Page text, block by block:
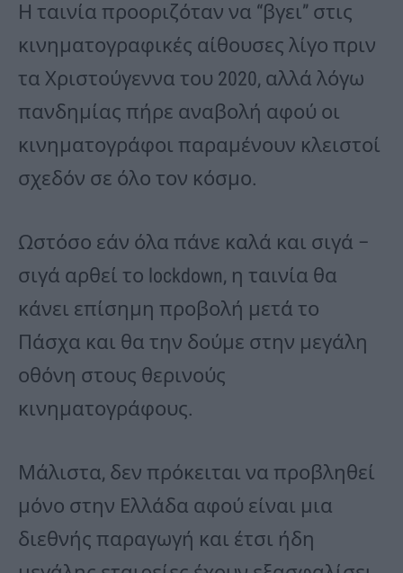
Η ταινία προοριζόταν να “βγει” στις
κινηματογραφικές αίθουσες λίγο πριν
τα Χριστούγεννα του 2020, αλλά λόγω
πανδημίας πήρε αναβολή αφού οι
κινηματογράφοι παραμένουν κλειστοί
σχεδόν σε όλο τον κόσμο.
Ωστόσο εάν όλα πάνε καλά και σιγά –
σιγά αρθεί το lockdown, η ταινία θα
κάνει επίσημη προβολή μετά το
Πάσχα και θα την δούμε στην μεγάλη
οθόνη στους θερινούς
κινηματογράφους.
Μάλιστα, δεν πρόκειται να προβληθεί
μόνο στην Ελλάδα αφού είναι μια
διεθνής παραγωγή και έτσι ήδη